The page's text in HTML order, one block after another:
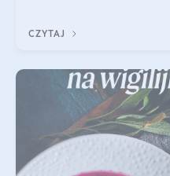
CZYTAJ